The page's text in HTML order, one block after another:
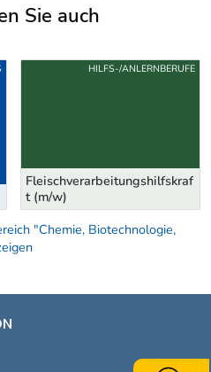
Sie auch
Fleischverarbeitungshilfskraf
t (m/w)
HILFS-/ANLERNBERUFE
"Chemie, Biotechnologie,